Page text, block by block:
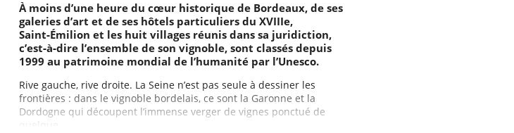
À moins d’une heure du cœur historique de Bordeaux, de ses
galeries d’art et de ses hôtels particuliers du XVIIIe,
Saint‑Émilion et les huit villages réunis dans sa juridiction,
c’est‑à‑dire l’ensemble de son vignoble, sont classés depuis
1999 au patrimoine mondial de l’humanité par l’Unesco.
Rive gauche, rive droite. La Seine n’est pas seule à dessiner les
frontières : dans le vignoble bordelais, ce sont la Garonne et la
Dordogne qui découpent l’immense verger de vignes ponctué de
quelque...